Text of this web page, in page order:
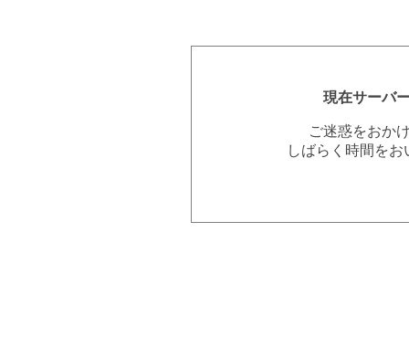
現在サーバ
ご迷惑をおか
しばらく時間を